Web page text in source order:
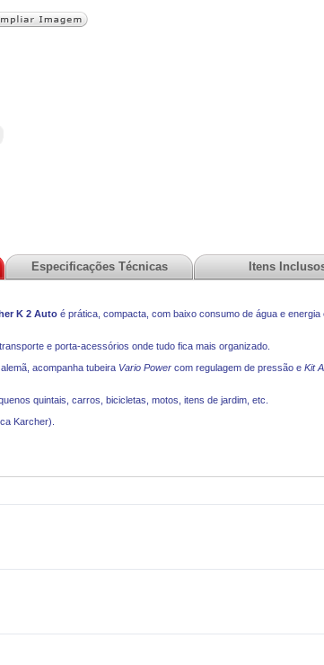
Especificações Técnicas Itens
K 2 Auto é prática, compacta, com baixo consumo de água e
e porta-acessórios onde tudo fica mais organizado.
acompanha tubeira Vario Power com regulagem de pressão e Kit
quintais, carros, bicicletas, motos, itens de jardim, etc.
Karcher).